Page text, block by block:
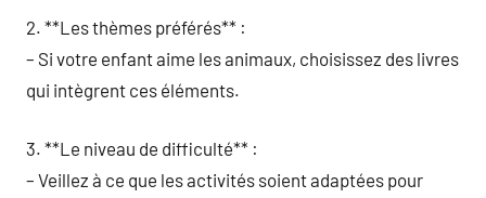
2. **Les thèmes préférés** :
– Si votre enfant aime les animaux, choisissez des livres
qui intègrent ces éléments.
3. **Le niveau de difficulté** :
– Veillez à ce que les activités soient adaptées pour